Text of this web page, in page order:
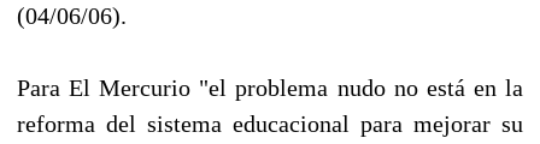
(04/06/06).
Para El Mercurio "el problema nudo no está en la
reforma del sistema educacional para mejorar su